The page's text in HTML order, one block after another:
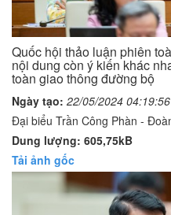
Quốc hội thảo luận phiên
nội dung còn ý kiến khác
toàn giao thông đường bộ
Ngày tạo: 22/05/2024
Đại biểu Trần Công Phàn -
Dung lượng: 605,75kB
Tải ảnh gốc